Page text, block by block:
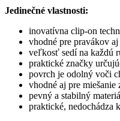
Jedinečné vlastnosti:
inovatívna clip-on
vhodné pre pravákov
veľkosť sedí na každú
praktické značky
povrch je odolný voči
vhodné aj pre
pevný a stabilný
praktické, nedochádza